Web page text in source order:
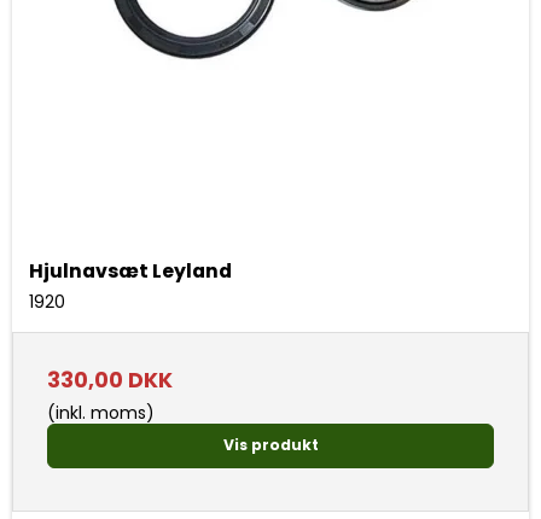
Hjulnavsæt Leyland
1920
330,00 DKK
(inkl. moms)
Vis produkt